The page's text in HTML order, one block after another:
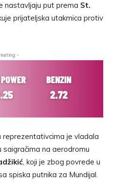
nastavljaju put prema St.
prijateljska utakmica protiv
-
reprezentativcima je vladala
na aerodromu
, koji je zbog povrede u
spiska putnika za Mundijal.